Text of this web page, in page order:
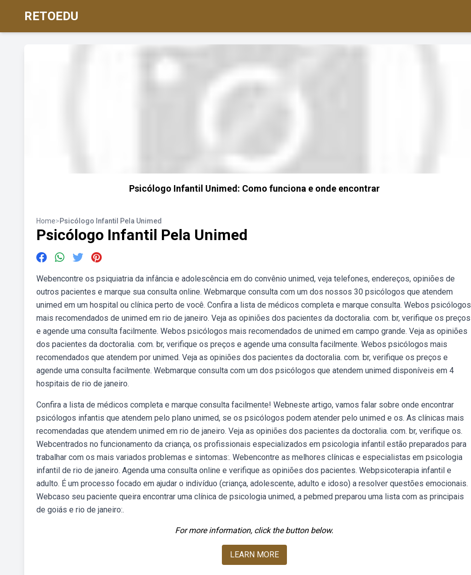
RETOEDU
Psicólogo Infantil Unimed: Como funciona e onde encontrar
Home>Psicólogo Infantil Pela Unimed
Psicólogo Infantil Pela Unimed
Webencontre os psiquiatria da infância e adolescência em do convênio unimed, veja telefones, endereços, opiniões de
outros pacientes e marque sua consulta online. Webmarque consulta com um dos nossos 30 psicólogos que atendem
unimed em um hospital ou clínica perto de você. Confira a lista de médicos completa e marque consulta. Webos psicólogos
mais recomendados de unimed em rio de janeiro. Veja as opiniões dos pacientes da doctoralia. com. br, verifique os preços
e agende uma consulta facilmente. Webos psicólogos mais recomendados de unimed em campo grande. Veja as opiniões
dos pacientes da doctoralia. com. br, verifique os preços e agende uma consulta facilmente. Webos psicólogos mais
recomendados que atendem por unimed. Veja as opiniões dos pacientes da doctoralia. com. br, verifique os preços e
agende uma consulta facilmente. Webmarque consulta com um dos psicólogos que atendem unimed disponíveis em 4
hospitais de rio de janeiro.
Confira a lista de médicos completa e marque consulta facilmente! Webneste artigo, vamos falar sobre onde encontrar
psicólogos infantis que atendem pelo plano unimed, se os psicólogos podem atender pelo unimed e os. As clínicas mais
recomendadas que atendem unimed em rio de janeiro. Veja as opiniões dos pacientes da doctoralia. com. br, verifique os.
Webcentrados no funcionamento da criança, os profissionais especializados em psicologia infantil estão preparados para
trabalhar com os mais variados problemas e sintomas:. Webencontre as melhores clínicas e especialistas em psicologia
infantil de rio de janeiro. Agenda uma consulta online e verifique as opiniões dos pacientes. Webpsicoterapia infantil e
adulto. É um processo focado em ajudar o indivíduo (criança, adolescente, adulto e idoso) a resolver questões emocionais.
Webcaso seu paciente queira encontrar uma clínica de psicologia unimed, a pebmed preparou uma lista com as principais
de goiás e rio de janeiro:.
For more information, click the button below.
LEARN MORE